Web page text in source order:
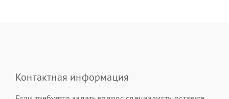
Контактная информация